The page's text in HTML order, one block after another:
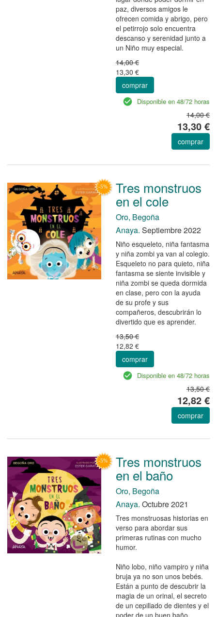
paz, diversos amigos le
ofrecen comida y abrigo, pero
el petirrojo solo encuentra
descanso y serenidad junto a
un Niño muy especial.
14,00 €
13,30 €
comprar
Disponible en 48/72 horas
14,00 €
13,30 €
comprar
Tres monstruos
en el cole
Oro, Begoña
Anaya. Septiembre 2022
Niño esqueleto, niña fantasma
y niña zombi ya van al colegio.
Esqueleto no para quieto, niña
fantasma se siente invisible y
niña zombi se queda dormida
en clase, pero con la ayuda
de su profe y sus
compañeros, descubrirán lo
divertido que es aprender.
13,50 €
12,82 €
comprar
Disponible en 48/72 horas
13,50 €
12,82 €
comprar
Tres monstruos
en el baño
Oro, Begoña
Anaya. Octubre 2021
Tres monstruosas historias en
verso para abordar sus
primeras rutinas con mucho
humor.
Niño lobo, niño vampiro y niña
bruja ya no son unos bebés.
Están a punto de descubrir la
magia de un orinal, el secreto
de un cepillado de dientes y el
poder de un buen baño.